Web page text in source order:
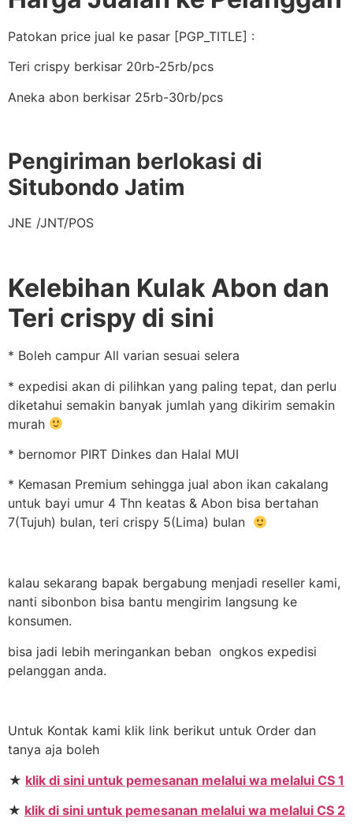
Patokan price jual ke pasar [PGP_TITLE] :
Teri crispy berkisar 20rb-25rb/pcs
Aneka abon berkisar 25rb-30rb/pcs
Pengiriman berlokasi di
Situbondo Jatim
JNE /JNT/POS
Kelebihan Kulak Abon dan
Teri crispy di sini
* Boleh campur All varian sesuai selera
* expedisi akan di pilihkan yang paling tepat, dan perlu
diketahui semakin banyak jumlah yang dikirim semakin
murah
* bernomor PIRT Dinkes dan Halal MUI
* Kemasan Premium sehingga jual abon ikan cakalang
untuk bayi umur 4 Thn keatas & Abon bisa bertahan
7(Tujuh) bulan, teri crispy 5(Lima) bulan
kalau sekarang bapak bergabung menjadi reseller kami,
nanti sibonbon bisa bantu mengirim langsung ke
konsumen.
bisa jadi lebih meringankan beban ongkos expedisi
pelanggan anda.
Untuk Kontak kami klik link berikut untuk Order dan
tanya aja boleh
★ klik di sini untuk pemesanan melalui wa melalui CS 1
★ klik di sini untuk pemesanan melalui wa melalui CS 2